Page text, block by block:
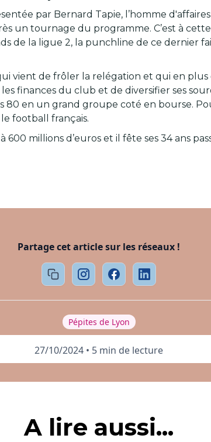
par Bernard Tapie, l’homme
un tournage du programme. C’est à
de la ligue 2, la punchline de ce dernier
vient de frôler la relégation et qui en plus
les finances du club et de diversifier ses
80 en un grand groupe coté en bourse.
football français.
600 millions d’euros et il fête ses 34 ans
Partage cet article sur les réseaux !
Pépites de Lyon
27/10/2024 • 5 min de lecture
A lire aussi...